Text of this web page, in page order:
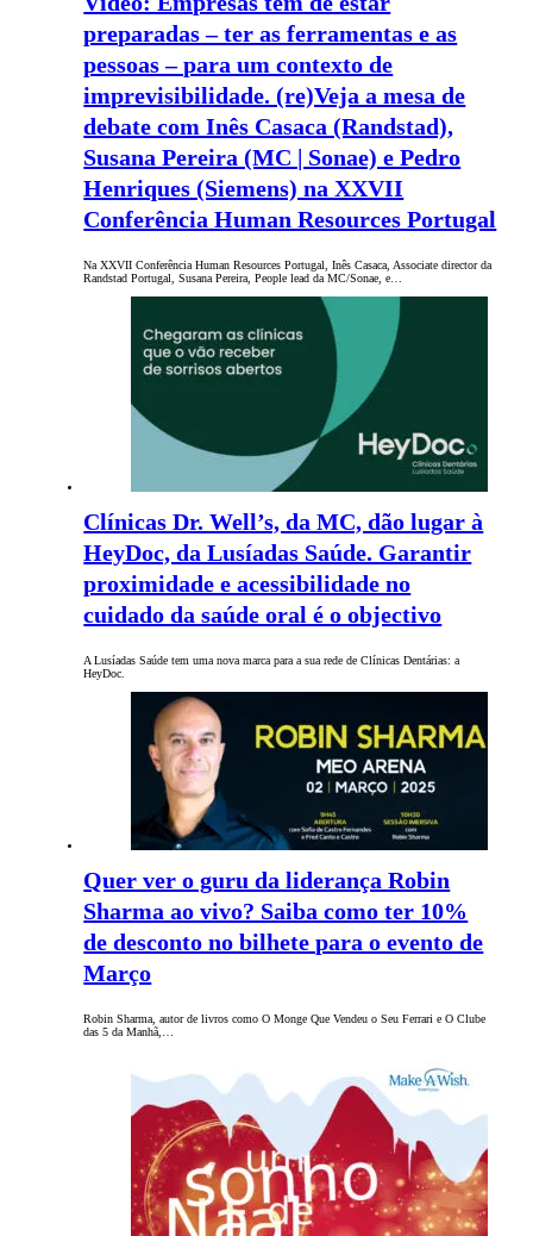
preparadas – ter as ferramentas e as
pessoas – para um contexto de
imprevisibilidade. (re)Veja a mesa de
debate com Inês Casaca (Randstad),
Susana Pereira (MC | Sonae) e Pedro
Henriques (Siemens) na XXVII
Conferência Human Resources Portugal
Na XXVII Conferência Human Resources Portugal, Inês Casaca, Associate director da
Randstad Portugal, Susana Pereira, People lead da MC/Sonae, e…
Clínicas Dr. Well’s, da MC, dão lugar à
HeyDoc, da Lusíadas Saúde. Garantir
proximidade e acessibilidade no
cuidado da saúde oral é o objectivo
A Lusíadas Saúde tem uma nova marca para a sua rede de Clínicas Dentárias: a
HeyDoc.
Quer ver o guru da liderança Robin
Sharma ao vivo? Saiba como ter 10%
de desconto no bilhete para o evento de
Março
Robin Sharma, autor de livros como O Monge Que Vendeu o Seu Ferrari e O Clube
das 5 da Manhã,…